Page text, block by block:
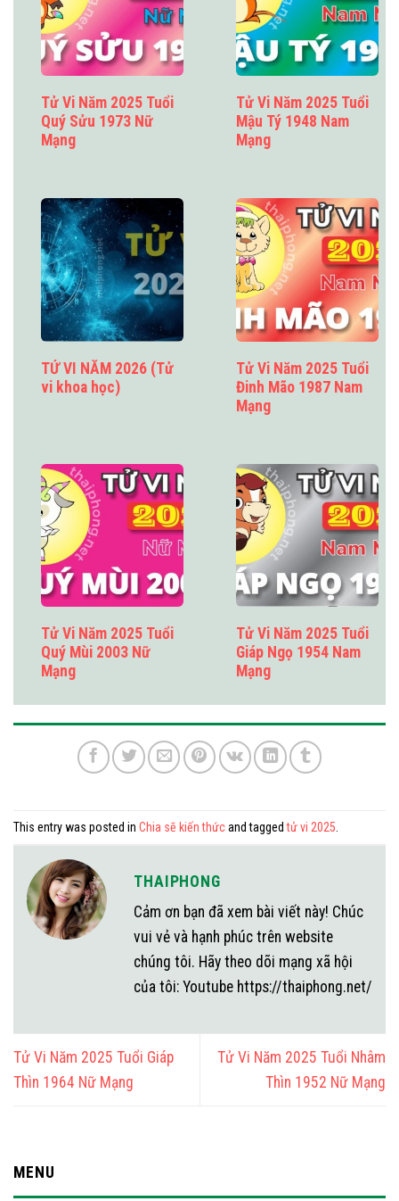
Tử Vi Năm 2025 Tuổi
Quý Sửu 1973 Nữ
Mạng
Tử Vi Năm 2025 Tuổi
Mậu Tý 1948 Nam
Mạng
TỬ VI NĂM 2026 (Tử
vi khoa học)
Tử Vi Năm 2025 Tuổi
Đinh Mão 1987 Nam
Mạng
Tử Vi Năm 2025 Tuổi
Quý Mùi 2003 Nữ
Mạng
Tử Vi Năm 2025 Tuổi
Giáp Ngọ 1954 Nam
Mạng
This entry was posted in Chia sẽ kiến thứcand taggedtử vi 2025
THAIPHONG
Cảm ơn bạn đã xem bài viết này! Chúc
vui vẻ và hạnh phúc trên website
chúng tôi. Hãy theo dõi mạng xã hội
của tôi: Youtube https://thaiphong.net/
Tử Vi Năm 2025 Tuổi Giáp
Thìn 1964 Nữ Mạng
Tử Vi Năm 2025 Tuổi Nhâm
Thìn 1952 Nữ Mạng
MENU